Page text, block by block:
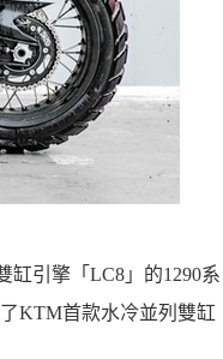
缸引擎「LC8」的1290系
KTM首款水冷並列雙缸